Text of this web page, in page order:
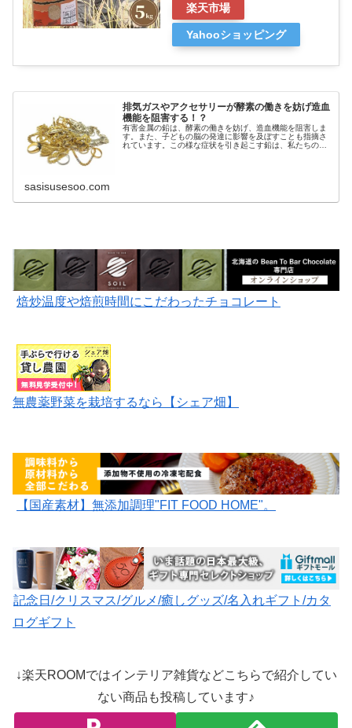
楽天市場
Yahooショッピング
排気ガスやアクセサリーが酵素の働きを妨げ造血
機能を阻害する！？
有害金属の鉛は、酵素の働きを妨げ、造血機能を阻害しま
す。また、子どもの脳の発達に影響を及ぼすことも指摘さ
れています。この様な症状を引き起こす鉛は、私たちの身
sasisusesoo.com
焙炒温度や焙煎時間にこだわったチョコレート
無農薬野菜を栽培するなら【シェア畑】
【国産素材】無添加調理"FIT FOOD HOME"。
記念日/クリスマス/グルメ/癒しグッズ/名入れギフト/カタ
ログギフト
↓楽天ROOMではインテリア雑貨などこちらで紹介してい
ない商品も投稿しています♪